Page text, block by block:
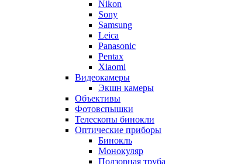
Nikon
Sony
Samsung
Leica
Panasonic
Pentax
Xiaomi
Видеокамеры
Экшн камеры
Объективы
Фотовспышки
Телескопы бинокли
Оптические приборы
Бинокль
Монокуляр
Подзорная труба